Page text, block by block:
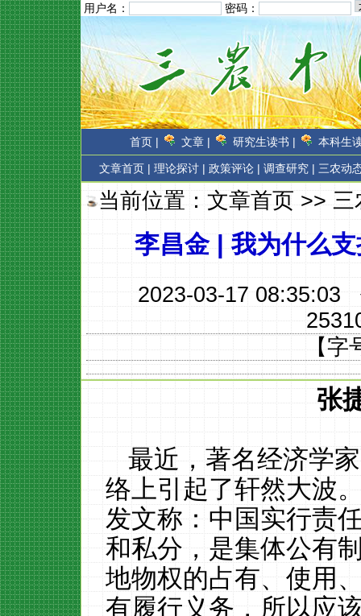
用户名： 密码：
首页 | 文章 | 研究生读书 | 本科生
文章首页 | 理论探讨 | 政策评论 | 调查研究 | 三农动
当前位置：文章首页>>三
李昌金 | 我为什么
2023-03-17 08:35:03
【字
张
最近，著名经济学家
络上引起了轩然大波
发文称：中国实行责
和私分，是集体公有
地物权的占有、使用
有履行义务，所以应